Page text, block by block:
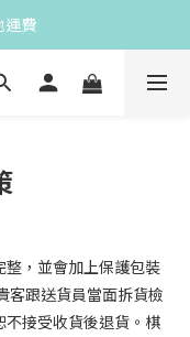
運費
運費
delivery
，並會加上保護包裝
客跟送貨員當面拆貨檢
接受收貨後退貨。棋